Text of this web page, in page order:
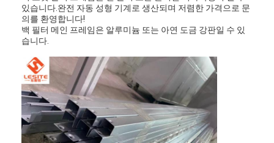
있습니다.완전 자동 성형 기계로 생산되며 저렴한 가격으로 문
의를 환영합니다!
백 필터 메인 프레임은 알루미늄 또는 아연 도금 강판일 수 있
습니다.